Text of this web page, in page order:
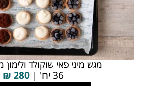
מגש מיני פאי שוקולד ולימון
36 יח' | 280
₪